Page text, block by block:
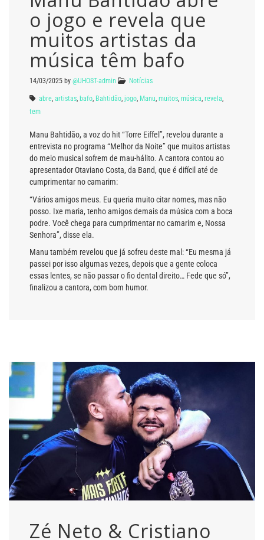
o jogo e revela que
muitos artistas da
música têm bafo
14/03/2025 by @UHOST-admin Notícias
abre, artistas, bafo, Bahtidão, jogo, Manu, muitos, música, revela,
tem
Manu Bahtidão, a voz do hit “Torre Eiffel”, revelou durante a
entrevista no programa “Melhor da Noite” que muitos artistas
do meio musical sofrem de mau-hálito. A cantora contou ao
apresentador Otaviano Costa, da Band, que é difícil até de
cumprimentar no camarim:
“Vários amigos meus. Eu queria muito citar nomes, mas não
posso. Ixe maria, tenho amigos demais da música com a boca
podre. Você chega para cumprimentar no camarim e, Nossa
Senhora”, disse ela.
Manu também revelou que já sofreu deste mal: “Eu mesma já
passei por isso algumas vezes, depois que a gente coloca
essas lentes, se não passar o fio dental direito… Fede que só”,
finalizou a cantora, com bom humor.
Zé Neto & Cristiano